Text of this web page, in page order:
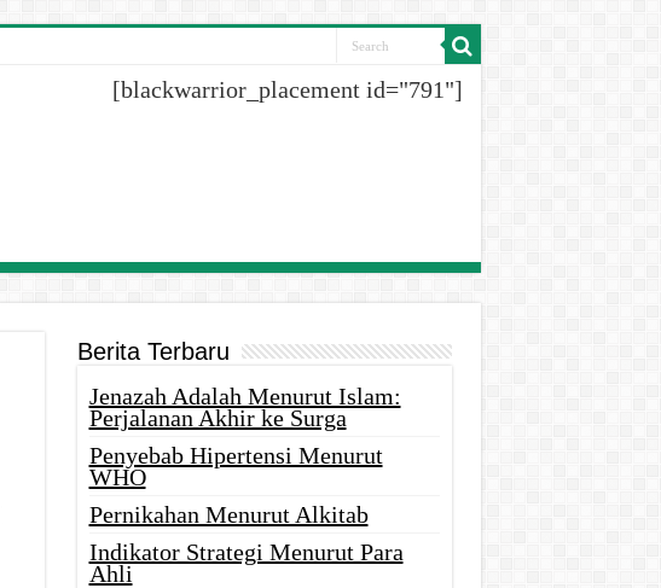
[blackwarrior_placement id="791"]
Berita Terbaru
Jenazah Adalah Menurut Islam:
Perjalanan Akhir ke Surga
Penyebab Hipertensi Menurut
WHO
Pernikahan Menurut Alkitab
Indikator Strategi Menurut Para
Ahli